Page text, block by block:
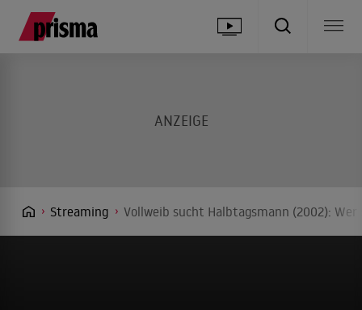
Streaming Vollweib sucht Halbtagsmann (2002):